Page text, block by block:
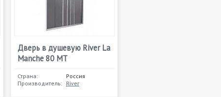
Дверь в душевую River La
Manche 80 МT
Страна:
Россия
Производитель: River